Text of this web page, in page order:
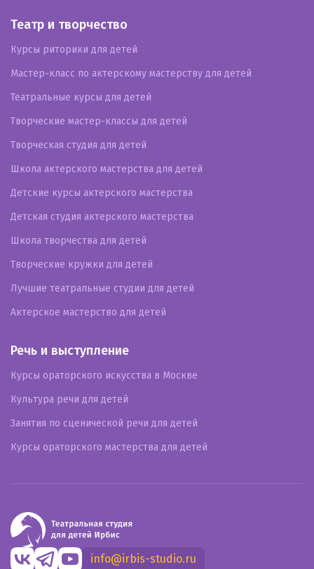
Театр и творчество
Курсы риторики для детей
Мастер-класс по актерскому мастерству для детей
Театральные курсы для детей
Творческие мастер-классы для детей
Творческая студия для детей
Школа актерского мастерства для детей
Детские курсы актерского мастерства
Детская студия актерского мастерства
Школа творчества для детей
Творческие кружки для детей
Лучшие театральные студии для детей
Актерское мастерство для детей
Речь и выступление
Курсы ораторского искусства в Москве
Культура речи для детей
Занятия по сценической речи для детей
Курсы ораторского мастерства для детей
info@irbis-studio.ru